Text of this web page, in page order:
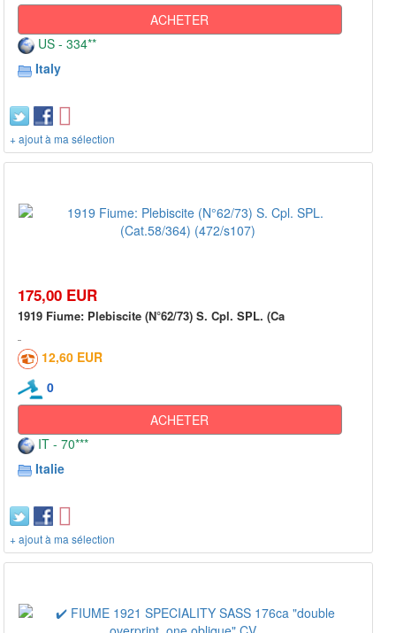
ACHETER
US - 334**
Italy
+ ajout à ma sélection
175,00 EUR
1919 Fiume: Plebiscite (N°62/73) S. Cpl. SPL. (Ca
12,60 EUR
0
ACHETER
IT - 70***
Italie
+ ajout à ma sélection